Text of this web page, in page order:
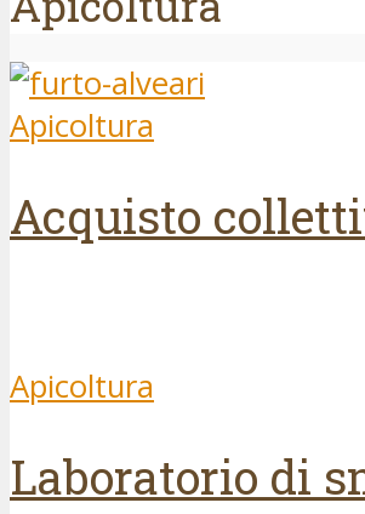
Apicoltura
Acquisto
Apicoltura
Laboratorio di